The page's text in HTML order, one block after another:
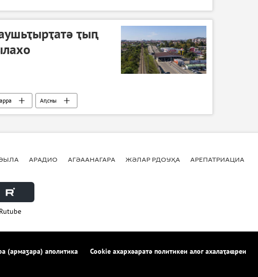
ҭыԥ
Аԥсны
АРАДИО АГӘААНАГАРА ЖӘЛАР РДОУҲА АРЕПАТРИАЦИА
Rutube
(армаӡара) аполитика Cookie ахархәаратә политикеи алог ахалаҭаҩреи